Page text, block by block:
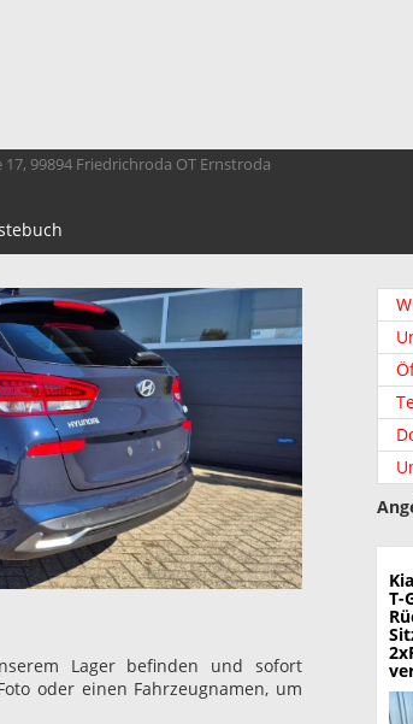
99894 Friedrichroda OT Ernstroda
Lager befinden und sofort
oder einen Fahrzeugnamen, um
T-